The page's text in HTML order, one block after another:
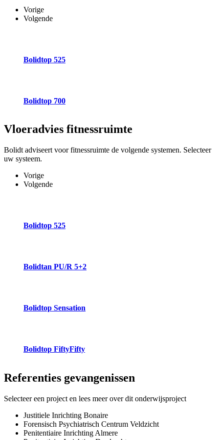
Vorige
Volgende
Bolidtop 525
Bolidtop 700
Vloeradvies fitnessruimte
Bolidt adviseert voor fitnessruimte de volgende systemen. Selecteer
uw systeem.
Vorige
Volgende
Bolidtop 525
Bolidtan PU/R 5+2
Bolidtop Sensation
Bolidtop FiftyFifty
Referenties gevangenissen
Selecteer een project en lees meer over dit onderwijsproject
Justitiele Inrichting Bonaire
Forensisch Psychiatrisch Centrum Veldzicht
Penitentiaire Inrichting Almere